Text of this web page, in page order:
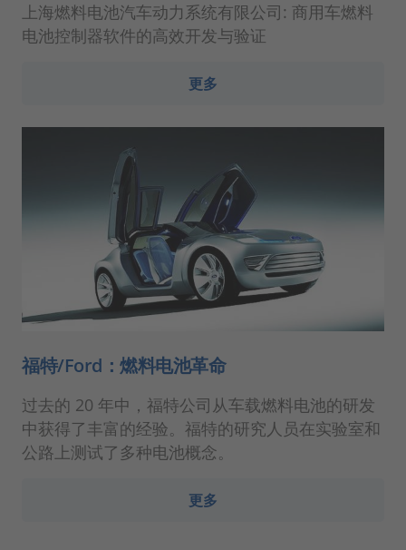
上海燃料电池汽车动力系统有限公司: 商用车燃料
电池控制器软件的高效开发与验证
更多
福特/Ford：燃料电池革命
过去的 20 年中，福特公司从车载燃料电池的研发
中获得了丰富的经验。福特的研究人员在实验室和
公路上测试了多种电池概念。
更多